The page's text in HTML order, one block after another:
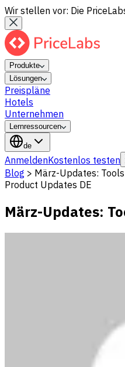
Wir stellen vor: Die
Produkte
Lösungen
Preispläne
Hotels
Unternehmen
Lernressourcen
de
AnmeldenKostenlos testen
Blog > März-Updates:
Product Updates DE
März-Updates: